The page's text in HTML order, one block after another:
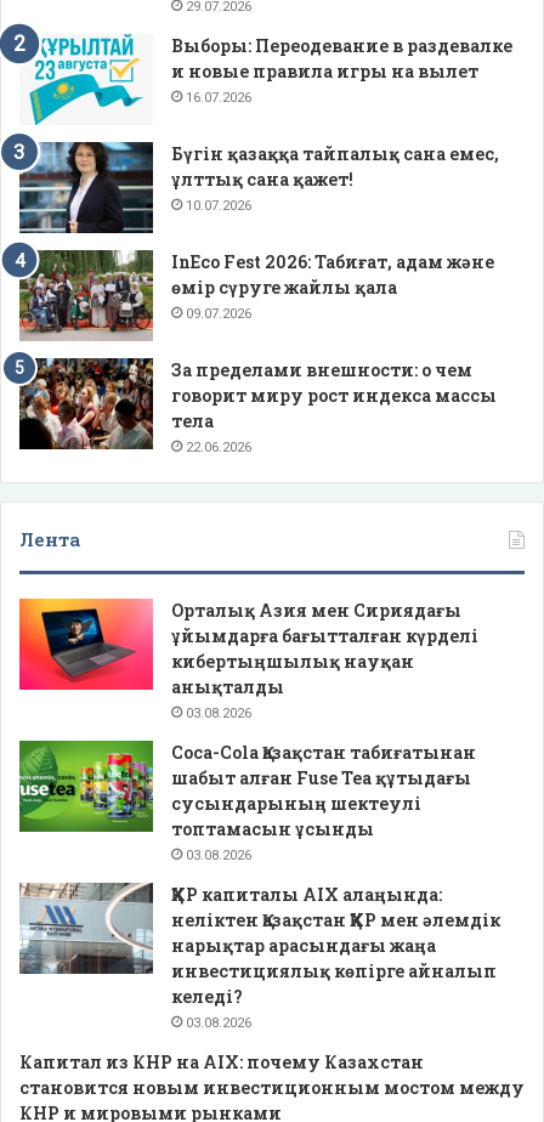
29.07.2026
Выборы: Переодевание в раздевалке
и новые правила игры на вылет
16.07.2026
Бүгін қазаққа тайпалық сана емес,
ұлттық сана қажет!
10.07.2026
InEco Fest 2026: Табиғат, адам және
өмір сүруге жайлы қала
09.07.2026
За пределами внешности: о чем
говорит миру рост индекса массы
тела
22.06.2026
Лента
Орталық Азия мен Сириядағы
ұйымдарға бағытталған күрделі
кибертыңшылық науқан
анықталды
03.08.2026
Coca-Cola Қазақстан табиғатынан
шабыт алған Fuse Tea құтыдағы
сусындарының шектеулі
топтамасын ұсынды
03.08.2026
ҚХР капиталы AIX алаңында:
неліктен Қазақстан ҚХР мен әлемдік
нарықтар арасындағы жаңа
инвестициялық көпірге айналып
келеді?
03.08.2026
Капитал из КНР на AIX: почему Казахстан
становится новым инвестиционным мостом между
КНР и мировыми рынками